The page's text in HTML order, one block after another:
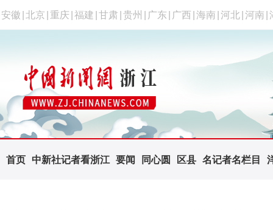
安徽 北京 重庆 福建 甘肃 贵州 广东 广西 海南 河北 河南
首页 中新社记者看浙江 要闻 同心圆 区县 名记者名栏目